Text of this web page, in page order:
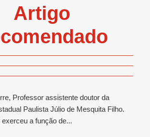
Artigo
Professor assistente doutor da
Paulista Júlio de Mesquita Filho.
a função de...